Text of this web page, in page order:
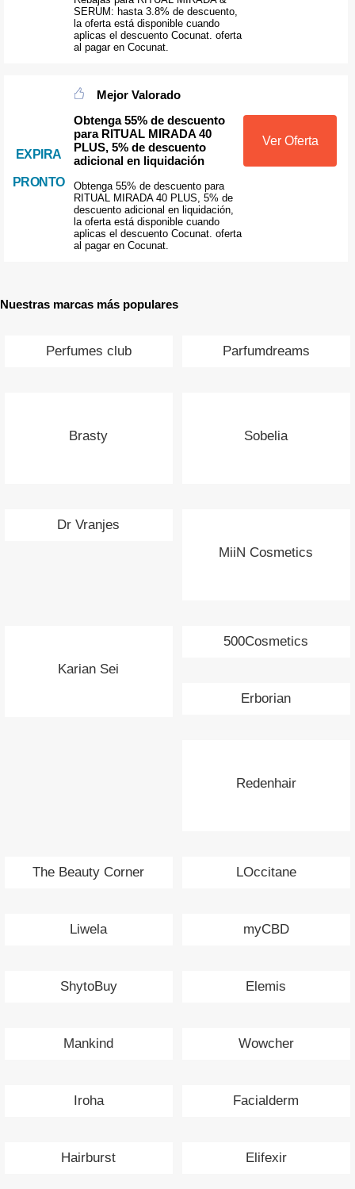
SERUM: hasta 3.8% de descuento,
la oferta está disponible cuando
aplicas el descuento Cocunat. oferta
al pagar en Cocunat.
EXPIRA
PRONTO
Mejor Valorado
Obtenga 55% de descuento
para RITUAL MIRADA 40
PLUS, 5% de descuento
adicional en liquidación
Obtenga 55% de descuento para
RITUAL MIRADA 40 PLUS, 5% de
descuento adicional en liquidación,
la oferta está disponible cuando
aplicas el descuento Cocunat. oferta
al pagar en Cocunat.
Ver Oferta
Nuestras marcas más populares
Perfumes club Parfumdreams
Brasty Sobelia
Dr Vranjes
MiiN Cosmetics
Karian Sei
500Cosmetics
Erborian
Redenhair
The Beauty Corner LOccitane
Liwela myCBD
ShytoBuy Elemis
Mankind Wowcher
Iroha Facialderm
Hairburst Elifexir